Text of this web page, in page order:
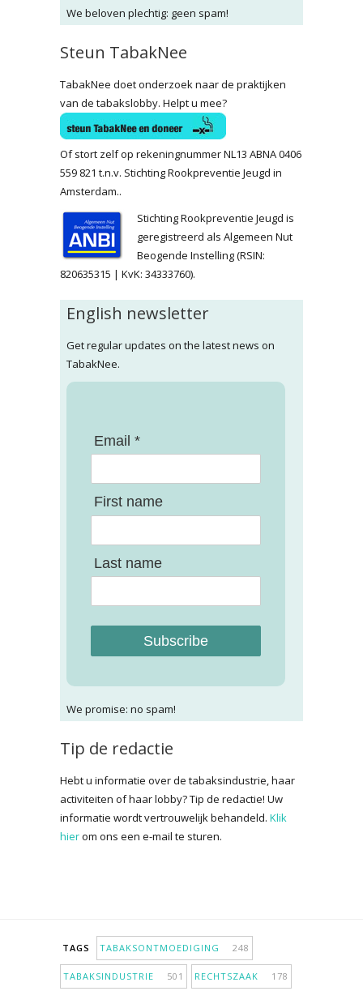
We beloven plechtig: geen spam!
Steun TabakNee
TabakNee doet onderzoek naar de praktijken
van de tabakslobby. Helpt u mee?
Of stort zelf op rekeningnummer NL13 ABNA 0406
559 821 t.n.v. Stichting Rookpreventie Jeugd in
Amsterdam..
Stichting Rookpreventie Jeugd is
geregistreerd als Algemeen Nut
Beogende Instelling (RSIN:
820635315 | KvK: 34333760).
English newsletter
Get regular updates on the latest news on
TabakNee.
Email *
First name
Last name
Subscribe
We promise: no spam!
Tip de redactie
Hebt u informatie over de tabaksindustrie, haar
activiteiten of haar lobby? Tip de redactie! Uw
informatie wordt vertrouwelijk behandeld. Klik
hierom ons een e-mail te sturen.
TAGS TABAKSONTMOEDIGING 248
TABAKSINDUSTRIE 501 RECHTSZAAK 178